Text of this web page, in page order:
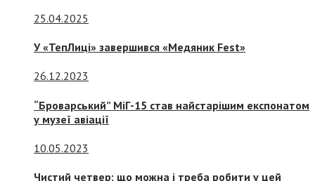
25.04.2025
У «ТепЛиці» завершився «Медяник Fest»
26.12.2023
“Броварський” МіГ-15 став найстарішим експонатом
у музеї авіації
10.05.2023
Чистий четвер: що можна і треба робити у цей